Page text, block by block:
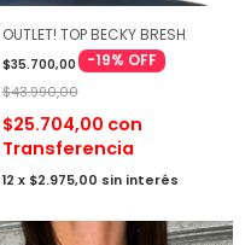
OUTLET! TOP BECKY BRESH
$35.700,00 -19% OFF
$43.990,00
$25.704,00 con
Transferencia
12 x $2.975,00 sin interés